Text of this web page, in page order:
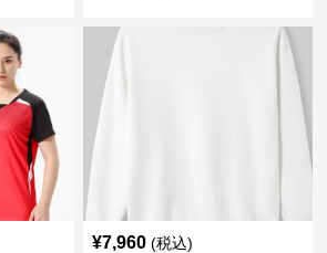
¥7,960 (税込)